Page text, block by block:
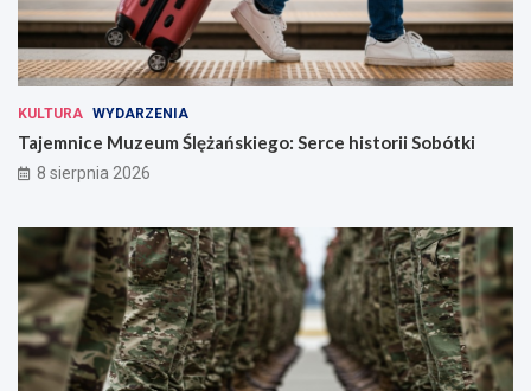
KULTURA WYDARZENIA
Tajemnice Muzeum Ślężańskiego: Serce historii Sobótki
8 sierpnia 2026